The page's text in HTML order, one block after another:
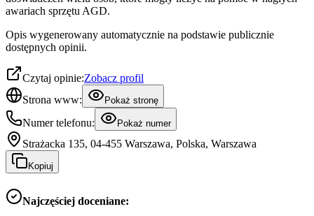
awariach sprzętu AGD.
Opis wygenerowany automatycznie na podstawie publicznie
dostępnych opinii.
Czytaj opinie:Zobacz profil
Strona www:
Pokaż stronę
Numer telefonu: Pokaż numer
Strażacka 135, 04-455 Warszawa, Polska, Warszawa
Kopiuj
Najczęściej doceniane: